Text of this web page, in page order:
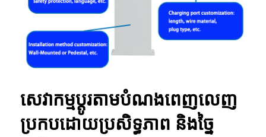
សេវាកម្មប្ដូរតាមបំណងពេញលេញ
ប្រកបដោយប្រសិទ្ធភាព និងច្នៃ